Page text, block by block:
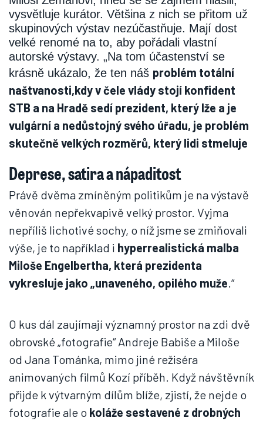
vysvětluje kurátor. Většina z nich se přitom už
skupinových výstav nezúčastňuje. Mají dost
velké renomé na to, aby pořádali vlastní
autorské výstavy. „Na tom účastenství se
krásně ukázalo, že ten náš problém totální
naštvanosti,kdy v čele vlády stojí konfident
STB a na Hradě sedí prezident, který lže a je
vulgární a nedůstojný svého úřadu, je problém
skutečně velkých rozměrů, který lidi stmeluje
Deprese, satira a nápaditost
Právě dvěma zmíněným politikům je na výstavě
věnován nepřekvapivě velký prostor. Vyjma
nepříliš lichotivé sochy, o níž jsme se zmiňovali
výše, je to například i hyperrealistická malba
Miloše Engelbertha, která prezidenta
vykresluje jako „unaveného, opilého muže.“
O kus dál zaujímají významný prostor na zdi dvě
obrovské „fotografie“ Andreje Babiše a Miloše
od Jana Tománka, mimo jiné režiséra
animovaných filmů Kozí příběh. Když návštěvník
přijde k výtvarným dílům blíže, zjistí, že nejde o
fotografie ale o koláže sestavené z drobných